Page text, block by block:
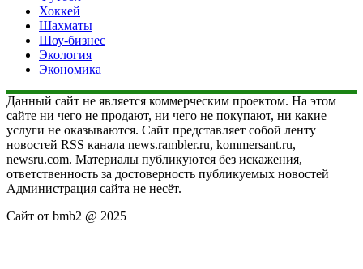
Хоккей
Шахматы
Шоу-бизнес
Экология
Экономика
Данный сайт не является коммерческим проектом. На этом
сайте ни чего не продают, ни чего не покупают, ни какие
услуги не оказываются. Сайт представляет собой ленту
новостей RSS канала news.rambler.ru, kommersant.ru,
newsru.com. Материалы публикуются без искажения,
ответственность за достоверность публикуемых новостей
Администрация сайта не несёт.
Сайт от bmb2 @ 2025